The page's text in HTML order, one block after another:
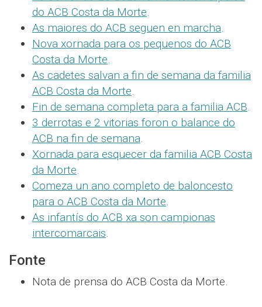
do ACB Costa da Morte.
As maiores do ACB seguen en marcha.
Nova xornada para os pequenos do ACB
Costa da Morte.
As cadetes salvan a fin de semana da familia
ACB Costa da Morte.
Fin de semana completa para a familia ACB.
3 derrotas e 2 vitorias foron o balance do
ACB na fin de semana.
Xornada para esquecer da familia ACB Costa
da Morte.
Comeza un ano completo de baloncesto
para o ACB Costa da Morte.
As infantís do ACB xa son campionas
intercomarcais.
Fonte
Nota de prensa do ACB Costa da Morte.